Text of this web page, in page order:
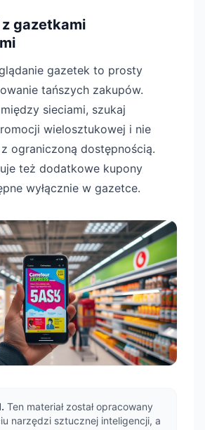
gazetkami
gazetek to prosty
tańszych zakupów.
sieciami, szukaj
wielosztukowej i nie
ograniczoną dostępnością.
też dodatkowe kupony
wyłącznie w gazetce.
Ten materiał został opracowany
narzędzi sztucznej inteligencji, a